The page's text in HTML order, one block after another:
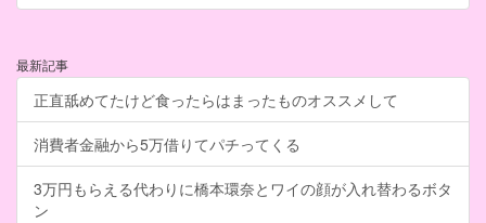
最新記事
正直舐めてたけど食ったらはまったものオススメして
消費者金融から5万借りてパチってくる
3万円もらえる代わりに橋本環奈とワイの顔が入れ替わるボタ
ン